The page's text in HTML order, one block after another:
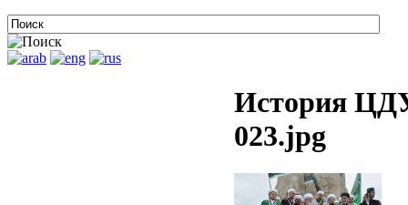
История
023.jpg